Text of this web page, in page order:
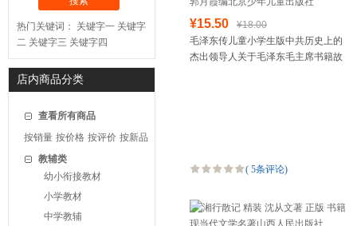
热门关键词： 关键字一 关键字
二 关键字三 关键字四
店内商品分类
查看所有商品
按销量 按价格 按评价 按新品
教辅类
幼小衔接教材
小学教材
中学教辅
¥15.50
¥18.00
毛泽东传儿童小学生版中共历史上的
杰出领导人关于毛泽东毛主席书籍故
( 5条评论)